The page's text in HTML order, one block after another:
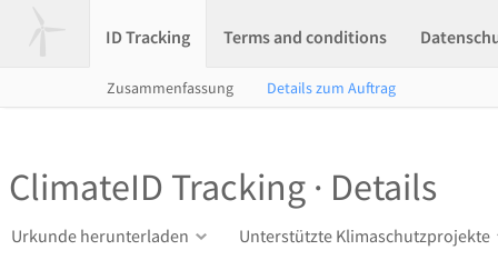
ID Tracking Terms and conditions
Zusammenfassung Details zum Auftrag
ClimateID Tracking · Details
Urkunde herunterladen Unterstützte Klimaschutzprojekte